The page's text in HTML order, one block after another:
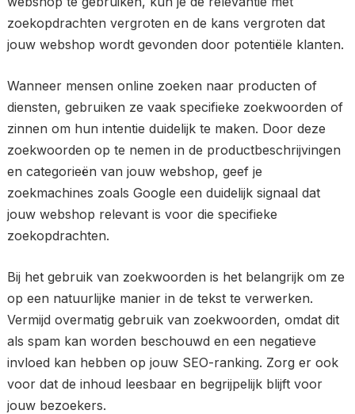
zoekopdrachten vergroten en de kans vergroten dat
jouw webshop wordt gevonden door potentiële klanten.
Wanneer mensen online zoeken naar producten of
diensten, gebruiken ze vaak specifieke zoekwoorden of
zinnen om hun intentie duidelijk te maken. Door deze
zoekwoorden op te nemen in de productbeschrijvingen
en categorieën van jouw webshop, geef je
zoekmachines zoals Google een duidelijk signaal dat
jouw webshop relevant is voor die specifieke
zoekopdrachten.
Bij het gebruik van zoekwoorden is het belangrijk om ze
op een natuurlijke manier in de tekst te verwerken.
Vermijd overmatig gebruik van zoekwoorden, omdat dit
als spam kan worden beschouwd en een negatieve
invloed kan hebben op jouw SEO-ranking. Zorg er ook
voor dat de inhoud leesbaar en begrijpelijk blijft voor
jouw bezoekers.